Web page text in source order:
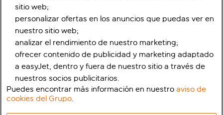
sitio web;
personalizar ofertas en los anuncios que puedas ver en
nuestro sitio web;
analizar el rendimiento de nuestro marketing;
ofrecer contenido de publicidad y marketing adaptado
a easyJet, dentro y fuera de nuestro sitio a través de
nuestros socios publicitarios.
Puedes encontrar más información en nuestroaviso de
cookies del Grupo.